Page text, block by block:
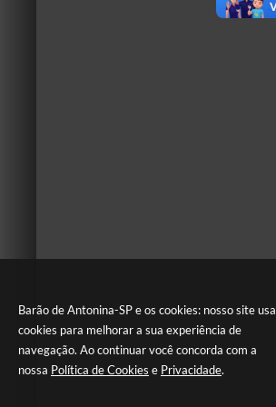
Barão de Antonina-SP e os cookies: nosso site usa
cookies para melhorar a sua experiência de
navegação. Ao continuar você concorda com a
nossa Política de Cookies e Privacidade.